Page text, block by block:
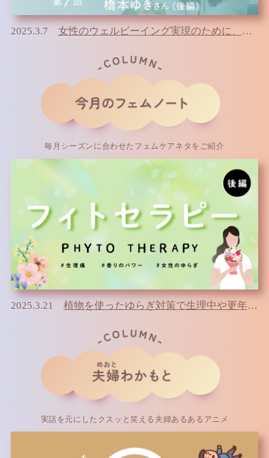
2025.3.7 女性のウェルビーイング実現のために、政治家、実業家としてできること
毎月シーズンに合わせたフェムケアネタをご紹介
2025.3.21 植物を使ったゆらぎ対策で生理中や更年期も私らしく
実話を元にしたクスッと笑える夫婦あるあるアニメ